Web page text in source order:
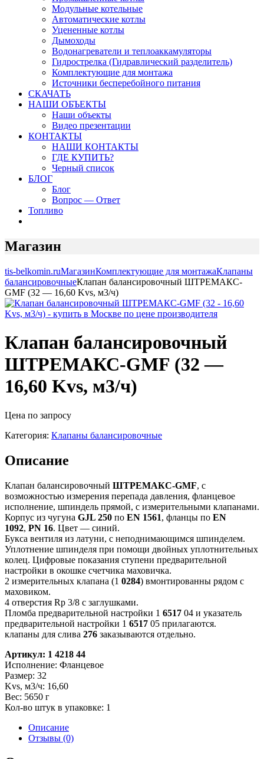
Модульные котельные
Автоматические котлы
Уцененные котлы
Дымоходы
Водонагреватели и теплоаккамуляторы
Гидрострелка (Гидравлический разделитель)
Комплектующие для монтажа
Источники бесперебойного питания
СКАЧАТЬ
НАШИ ОБЪЕКТЫ
Наши объекты
Видео презентации
КОНТАКТЫ
НАШИ КОНТАКТЫ
ГДЕ КУПИТЬ?
Черный список
БЛОГ
Блог
Вопрос — Ответ
Топливо
Магазин
tis-belkomin.ruМагазинКомплектующие для монтажаКлапаны
балансировочныеКлапан балансировочный ШТРЕМАКС-
GMF (32 — 16,60 Kvs, м3/ч)
Клапан балансировочный
ШТРЕМАКС-GMF (32 —
16,60 Kvs, м3/ч)
Цена по запросу
Категория: Клапаны балансировочные
Описание
Клапан балансировочный ШТРЕМАКС-GMF, с
возможностью измерения перепада давления, фланцевое
исполнение, шпиндель прямой, с измерительными клапанами.
Корпус из чугуна GJL 250 по EN 1561, фланцы по EN
1092, PN 16. Цвет — синий.
Букса вентиля из латуни, с неподнимающимся шпинделем.
Уплотнение шпинделя при помощи двойных уплотнительных
колец. Цифровые показания ступени предварительной
настройки в окошке счетчика маховичка.
2 измерительных клапана (1 0284) вмонтированны рядом с
маховиком.
4 отверстия Rp 3/8 с заглушками.
Пломба предварительной настройки 1 6517 04 и указатель
предварительной настройки 1 6517 05 прилагаются.
клапаны для слива 276 заказываются отдельно.
Артикул: 1 4218 44
Исполнение: Фланцевое
Размер: 32
Kvs, м3/ч: 16,60
Вес: 5650 г
Кол-во штук в упаковке: 1
Описание
Отзывы (0)